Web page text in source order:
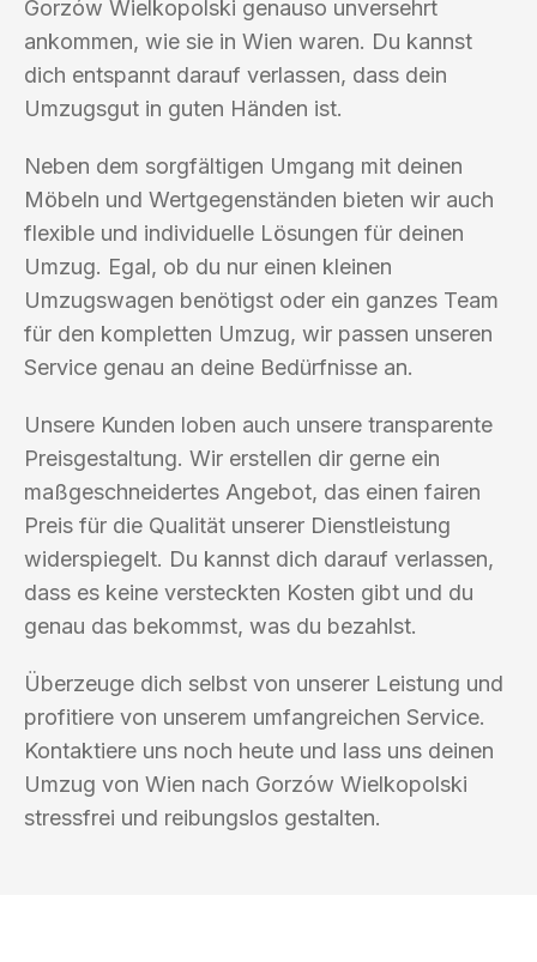
Gorzów Wielkopolski genauso unversehrt
ankommen, wie sie in Wien waren. Du kannst
dich entspannt darauf verlassen, dass dein
Umzugsgut in guten Händen ist.
Neben dem sorgfältigen Umgang mit deinen
Möbeln und Wertgegenständen bieten wir auch
flexible und individuelle Lösungen für deinen
Umzug. Egal, ob du nur einen kleinen
Umzugswagen benötigst oder ein ganzes Team
für den kompletten Umzug, wir passen unseren
Service genau an deine Bedürfnisse an.
Unsere Kunden loben auch unsere transparente
Preisgestaltung. Wir erstellen dir gerne ein
maßgeschneidertes Angebot, das einen fairen
Preis für die Qualität unserer Dienstleistung
widerspiegelt. Du kannst dich darauf verlassen,
dass es keine versteckten Kosten gibt und du
genau das bekommst, was du bezahlst.
Überzeuge dich selbst von unserer Leistung und
profitiere von unserem umfangreichen Service.
Kontaktiere uns noch heute und lass uns deinen
Umzug von Wien nach Gorzów Wielkopolski
stressfrei und reibungslos gestalten.